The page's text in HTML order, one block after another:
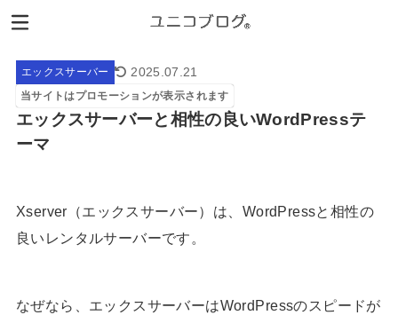
エックスサーバー 2025.07.21
当サイトはプロモーションが表示されます
エックスサーバーと相性の良いWordPressテ
ーマ
Xserver（エックスサーバー）は、WordPressと相性の
良いレンタルサーバーです。
なぜなら、エックスサーバーはWordPressのスピードが